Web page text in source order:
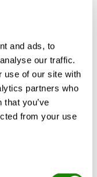
and ads, to
our traffic.
use of our site with
partners who
you’ve
from your use
De
det störande
bättre
och matos